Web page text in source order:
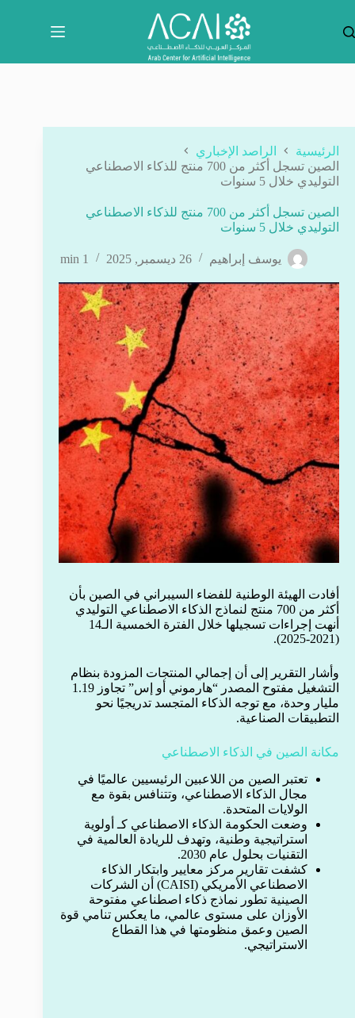
المحتوى
الرئيسية
الراصد الإخباري
الصين تسجل أكثر من 700 منتج للذكاء الاصطناعي
التوليدي خلال 5 سنوات
الصين تسجل أكثر من 700 منتج للذكاء الاصطناعي
التوليدي خلال 5 سنوات
يوسف إبراهيم 26 ديسمبر, 2025 1 min
أفادت الهيئة الوطنية للفضاء السيبراني في الصين بأن
أكثر من 700 منتج لنماذج الذكاء الاصطناعي التوليدي
أنهت إجراءات تسجيلها خلال الفترة الخمسية الـ14
(2021-2025).
وأشار التقرير إلى أن إجمالي المنتجات المزودة بنظام
التشغيل مفتوح المصدر “هارموني أو إس” تجاوز 1.19
مليار وحدة، مع توجه الذكاء المتجسد تدريجيًا نحو
التطبيقات الصناعية.
مكانة الصين في الذكاء الاصطناعي
تعتبر الصين من اللاعبين الرئيسيين عالميًا في
مجال الذكاء الاصطناعي، وتتنافس بقوة مع
الولايات المتحدة.
وضعت الحكومة الذكاء الاصطناعي كـ أولوية
استراتيجية وطنية، وتهدف للريادة العالمية في
التقنيات بحلول عام 2030.
كشفت تقارير مركز معايير وابتكار الذكاء
الاصطناعي الأمريكي (CAISI) أن الشركات
الصينية تطور نماذج ذكاء اصطناعي مفتوحة
الأوزان على مستوى عالمي، ما يعكس تنامي قوة
الصين وعمق منظومتها في هذا القطاع
الاستراتيجي.